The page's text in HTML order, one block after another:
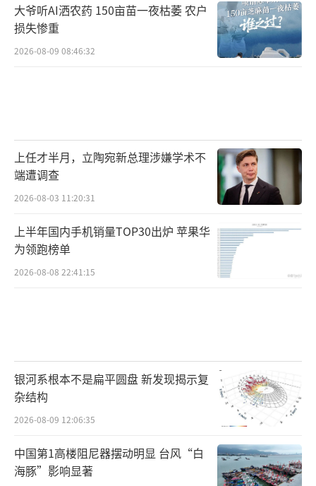
大爷听AI洒农药 150亩苗一夜枯萎 农户
损失惨重
2026-08-09 08:46:32
上任才半月，立陶宛新总理涉嫌学术不
端遭调查
2026-08-03 11:20:31
上半年国内手机销量TOP30出炉 苹果华
为领跑榜单
2026-08-08 22:41:15
银河系根本不是扁平圆盘 新发现揭示复
杂结构
2026-08-09 12:06:35
中国第1高楼阻尼器摆动明显 台风“白
海豚”影响显著